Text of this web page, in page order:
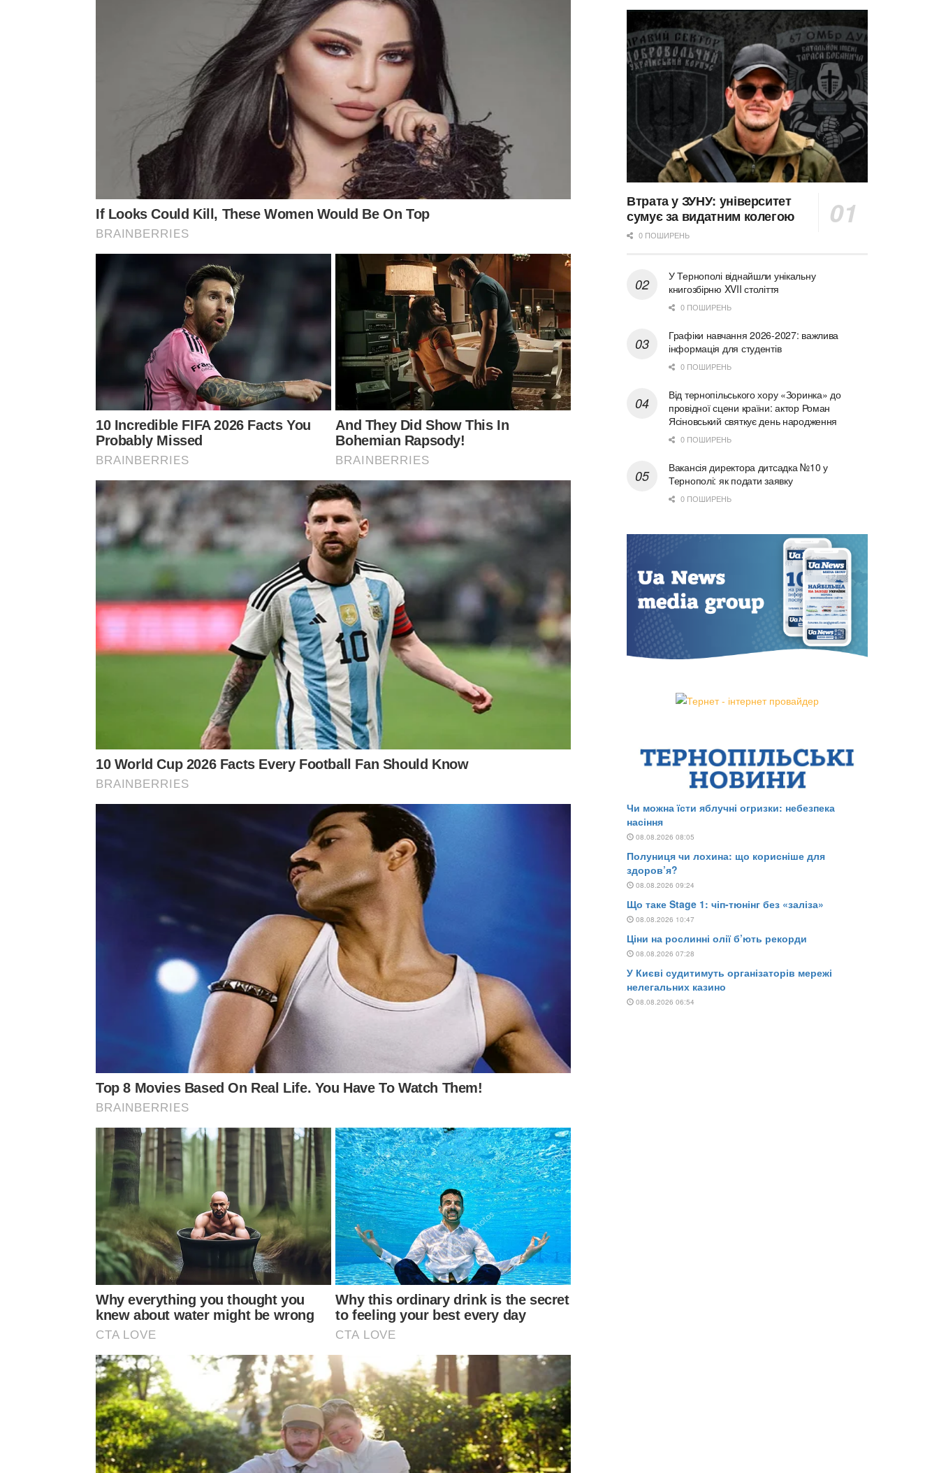
Втрата у ЗУНУ: університет
сумує за видатним колегою
0 ПОШИРЕНЬ
У Тернополі віднайшли унікальну
книгозбірню XVII століття
0 ПОШИРЕНЬ
Графіки навчання 2026-2027: важлива
інформація для студентів
0 ПОШИРЕНЬ
Від тернопільського хору «Зоринка» до
провідної сцени країни: актор Роман
Ясіновський святкує день народження
0 ПОШИРЕНЬ
Вакансія директора дитсадка №10 у
Тернополі: як подати заявку
0 ПОШИРЕНЬ